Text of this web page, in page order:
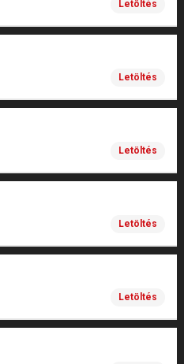
Letöltés
Letöltés
Letöltés
Letöltés
Letöltés